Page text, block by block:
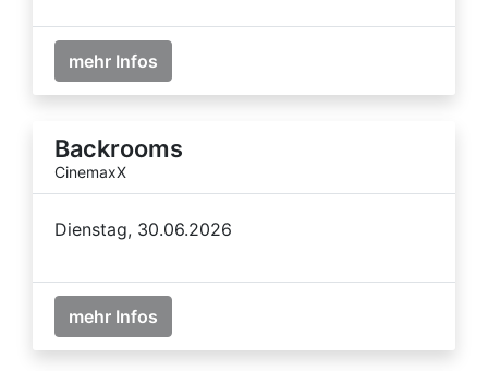
mehr Infos
Backrooms
CinemaxX
Dienstag, 30.06.2026
mehr Infos